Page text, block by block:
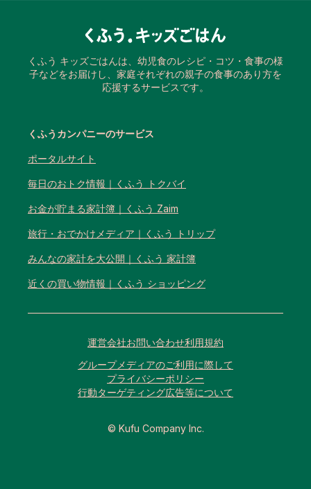
くふう キッズごはんは、幼児食のレシピ・コツ・食事の様
子などをお届けし、家庭それぞれの親子の食事のあり方を
応援するサービスです。
くふうカンパニーのサービス
ポータルサイト
毎日のおトク情報｜くふう トクバイ
お金が貯まる家計簿｜くふう Zaim
旅行・おでかけメディア｜くふう トリップ
みんなの家計を大公開｜くふう 家計簿
近くの買い物情報｜くふう ショッピング
運営会社お問い合わせ利用規約
グループメディアのご利用に際して
プライバシーポリシー
行動ターゲティング広告等について
© Kufu Company Inc.